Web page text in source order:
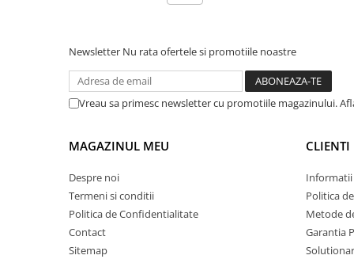
Newsletter Nu rata ofertele si promotiile noastre
Vreau sa primesc newsletter cu promotiile magazinului.
MAGAZINUL MEU
Despre noi
Termeni si conditii
Politica de Confidentialitate
Contact
Sitemap
CLIENTI
Politica
Metode
Garantia